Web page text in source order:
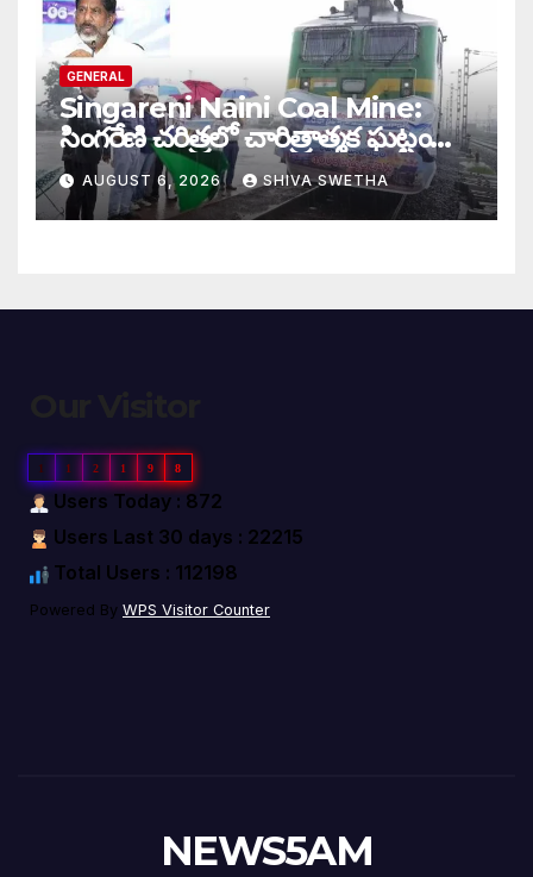
GENERAL
Singareni Naini Coal Mine:
సింగరేణి చరిత్రలో చారిత్రాత్మక ఘట్టం…
AUGUST 6, 2026 SHIVA SWETHA
1 2 1 9 8
Users Today : 872
Users Last 30 days : 22215
Total Users : 112198
Powered By WPS Visitor Counter
NEWS5AM